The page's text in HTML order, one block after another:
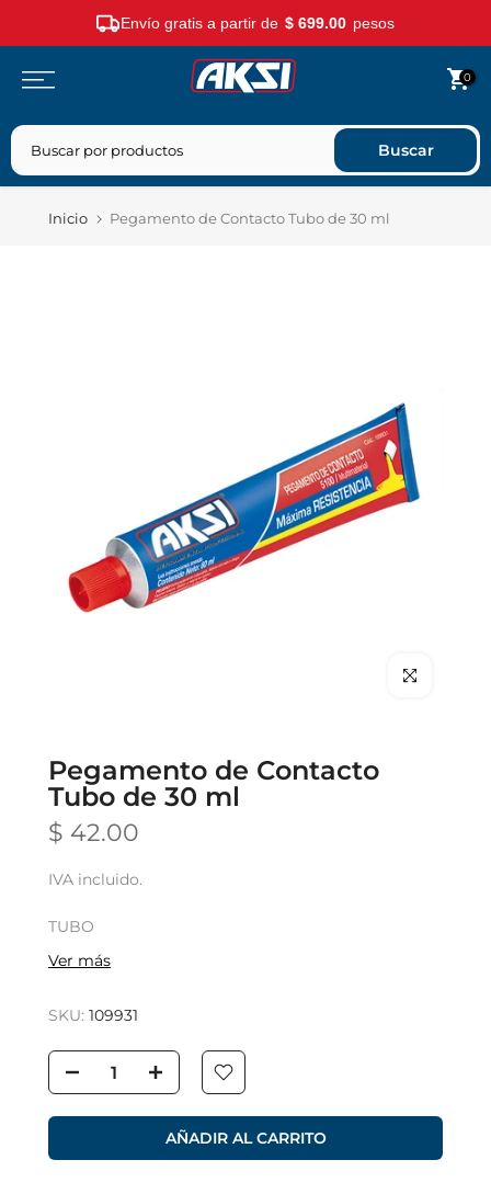
Envío gratis a partir de $ 699.00 pesos
Saltar
contenido
0
Buscar
Inicio Pegamento de Contacto Tubo de 30 ml
Clic para
Pegamento de Contacto
Tubo de 30 ml
$ 42.00
IVA incluido.
TUBO
Ver más
SKU: 109931
AÑADIR AL CARRITO